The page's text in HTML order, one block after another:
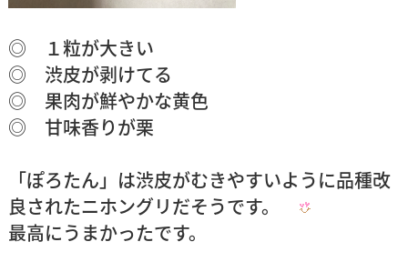
◎ １粒が大きい
◎ 渋皮が剥けてる
◎ 果肉が鮮やかな黄色
◎ 甘味香りが栗
「ぽろたん」は渋皮がむきやすいように品種改
良されたニホングリだそうです。
最高にうまかったです。